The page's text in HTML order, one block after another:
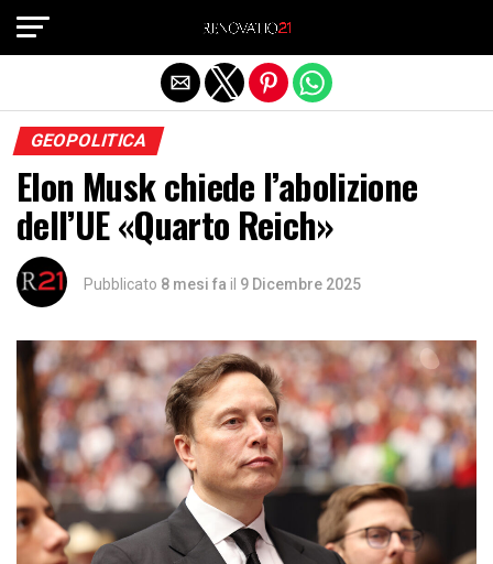
GEOPOLITICA
Elon Musk chiede l’abolizione
dell’UE «Quarto Reich»
Pubblicato 8 mesi fa il 9 Dicembre 2025
Exit mobile version